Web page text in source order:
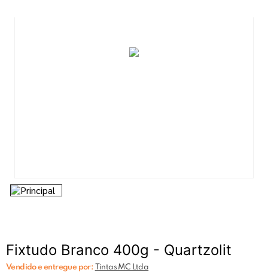
Fixtudo Branco 400g - Quartzolit
Vendido e entregue por: Tintas MC Ltda